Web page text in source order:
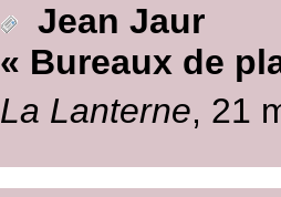
Jean Jaur
« Bureaux de
La Lanterne, 21